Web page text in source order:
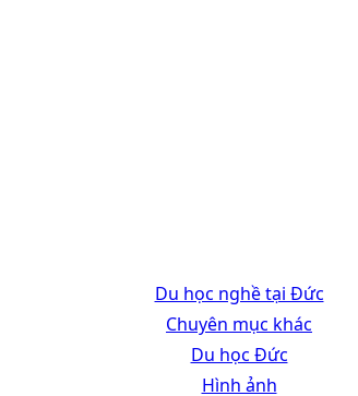
Du học nghề tại Đức
Chuyên mục khác
Du học Đức
Hình ảnh